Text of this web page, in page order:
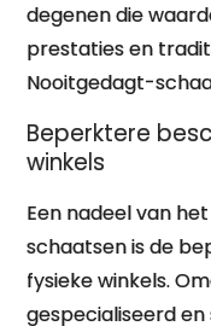
degenen die
prestaties en
Nooitgedagt-
Beperktere
winkels
Een nadeel van
schaatsen is de
fysieke winkels.
gespecialiseerd